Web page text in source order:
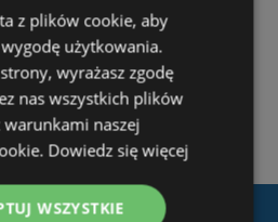
z plików cookie, aby
użytkowania.
wyrażasz zgodę
nas wszystkich plików
naszej
Dowiedz się więcej
WSZYSTKIE